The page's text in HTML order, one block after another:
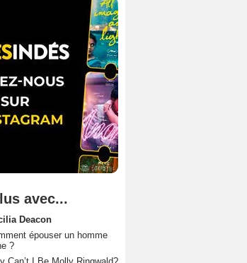
avec...
Deacon
épouser un homme
?